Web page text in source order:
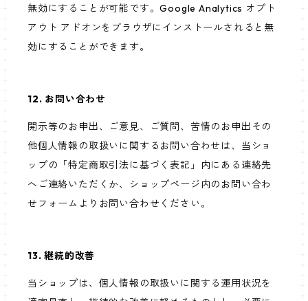
無効にすることが可能です。Google Analytics オプト
アウト アドオンをブラウザにインストールされると無
効にすることができます。
12. お問い合わせ
開示等のお申出、ご意見、ご質問、苦情のお申出その
他個人情報の取扱いに関するお問い合わせは、当ショ
ップの「特定商取引法に基づく表記」内にある連絡先
へご連絡いただくか、ショップページ内のお問い合わ
せフォームよりお問い合わせください。
13. 継続的改善
当ショップは、個人情報の取扱いに関する運用状況を